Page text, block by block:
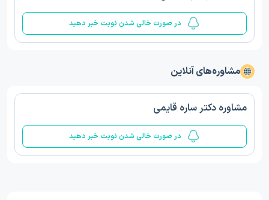
در صورت خالی شدن نوبت خبر دهید
مشاوره‌های آنلاین
مشاوره دکتر ساره قایمی
در صورت خالی شدن نوبت خبر دهید